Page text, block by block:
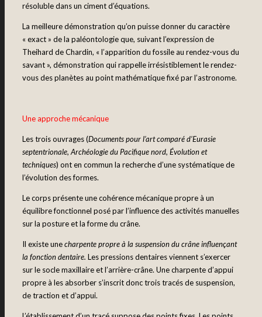
résoluble dans un ciment d’équations.
La meilleure démonstration qu’on puisse donner du caractère
« exact » de la paléontologie que, suivant l’expression de
Theihard de Chardin, « l’apparition du fossile au rendez-vous du
savant », démonstration qui rappelle irrésistiblement le rendez-
vous des planètes au point mathématique fixé par l’astronome.
Une approche mécanique
Les trois ouvrages (Documents pour l’art comparé d’Eurasie
septentrionale, Archéologie du Pacifique nord, Évolution et
techniques) ont en commun la recherche d’une systématique de
l’évolution des formes.
Le corps présente une cohérence mécanique propre à un
équilibre fonctionnel posé par l’influence des activités manuelles
sur la posture et la forme du crâne.
Il existe unecharpente propre à la suspension du crâne influençant
la fonction dentaire. Les pressions dentaires viennent s’exercer
sur le socle maxillaire et l’arrière-crâne. Une charpente d’appui
propre à les absorber s’inscrit donc trois tracés de suspension,
de traction et d’appui.